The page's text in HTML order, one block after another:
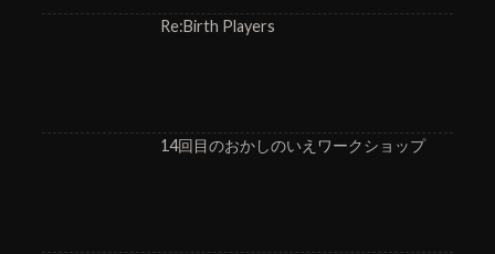
Re:Birth Players
14回目のおかしのいえワークショップ